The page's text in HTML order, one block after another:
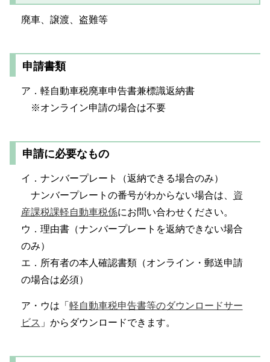
廃車、譲渡、盗難等
申請書類
ア．軽自動車税廃車申告書兼標識返納書
※オンライン申請の場合は不要
申請に必要なもの
イ．ナンバープレート（返納できる場合のみ）
ナンバープレートの番号がわからない場合は、 資
産課税課軽自動車税係にお問い合わせください。
ウ．理由書（ナンバープレートを返納できない場合
のみ）
エ．所有者の本人確認書類（オンライン・郵送申請
の場合は必須）
ア・ウは「 軽自動車税申告書等のダウンロードサー
ビス 」からダウンロードできます。